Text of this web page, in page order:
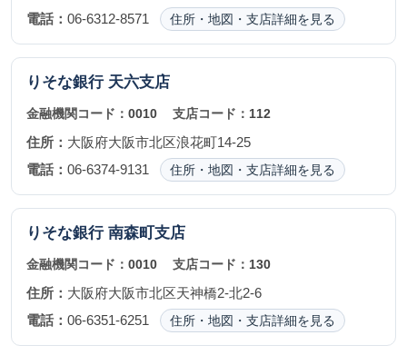
電話： 06-6312-8571 住所・地図・支店詳細を見る
りそな銀行 天六支店
金融機関コード： 0010 支店コード： 112
住所： 大阪府大阪市北区浪花町14-25
電話： 06-6374-9131 住所・地図・支店詳細を見る
りそな銀行 南森町支店
金融機関コード： 0010 支店コード： 130
住所： 大阪府大阪市北区天神橋2-北2-6
電話： 06-6351-6251 住所・地図・支店詳細を見る